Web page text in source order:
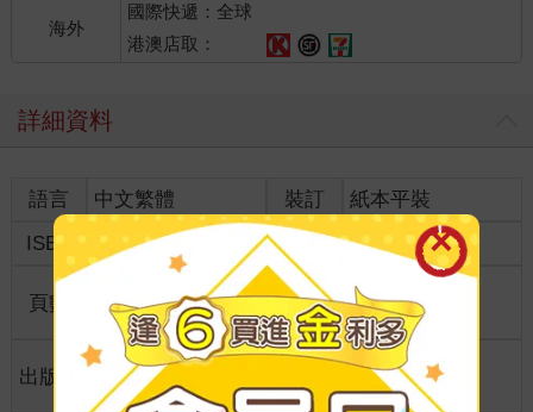
海外
國際快遞：全球
港澳店取：
詳細資料
語言 中文繁體 裝訂
紙本平裝
ISBN
4711289629900 分級 普通級
頁數
商品規
格
5.8*5.8*1.00
出版地 台灣
適讀年
齡
全齡適讀